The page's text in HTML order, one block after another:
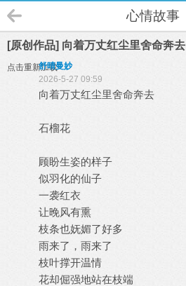
心情故事
[原创作品] 向着万丈红尘里舍命奔去
点击重新加载
舒晴曼妙
2026-5-27 09:59
向着万丈红尘里舍命奔去
石榴花
顾盼生姿的样子
似羽化的仙子
一袭红衣
让晚风有熏
枝条也妩媚了好多
雨来了，雨来了
枝叶撑开温情
花却倔强地站在枝端